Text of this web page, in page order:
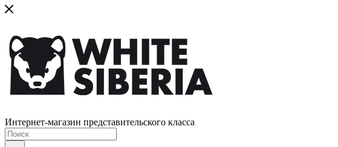
Интернет-магазин представительского класса